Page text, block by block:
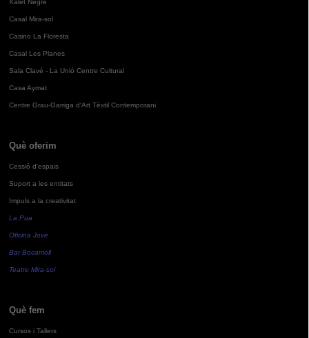
Xalet Negre
Casal Mira-sol
Casino La Floresta
Casal Les Planes
Sala Clavé - La Unió Centre Cultural
Casa Aymat
Centre Grau-Garriga d'Art Tèxtil Contemporani
Què oferim
Cessió d'espais
Suport a les entitats
Impuls a la creativitat
La Pua
Oficina Jove
Bar Bocamoll
Teatre Mira-sol
Què fem
Cursos i Tallers